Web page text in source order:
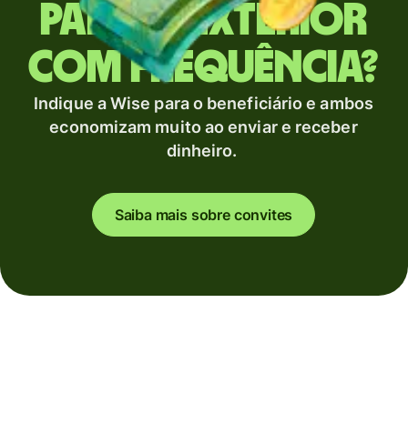
para o exterior
com frequência?
Indique a Wise para o beneficiário e ambos
economizam muito ao enviar e receber
dinheiro.
Saiba mais sobre convites